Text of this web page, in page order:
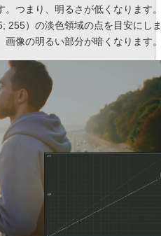
。つまり、明るさが低くなります
255）の淡色領域の点を目安にし
画像の明るい部分が暗くなります